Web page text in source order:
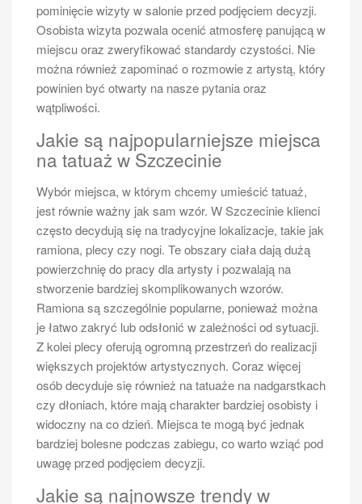
pominięcie wizyty w salonie przed podjęciem decyzji.
Osobista wizyta pozwala ocenić atmosferę panującą w
miejscu oraz zweryfikować standardy czystości. Nie
można również zapominać o rozmowie z artystą, który
powinien być otwarty na nasze pytania oraz
wątpliwości.
Jakie są najpopularniejsze miejsca
na tatuaż w Szczecinie
Wybór miejsca, w którym chcemy umieścić tatuaż,
jest równie ważny jak sam wzór. W Szczecinie klienci
często decydują się na tradycyjne lokalizacje, takie jak
ramiona, plecy czy nogi. Te obszary ciała dają dużą
powierzchnię do pracy dla artysty i pozwalają na
stworzenie bardziej skomplikowanych wzorów.
Ramiona są szczególnie popularne, ponieważ można
je łatwo zakryć lub odsłonić w zależności od sytuacji.
Z kolei plecy oferują ogromną przestrzeń do realizacji
większych projektów artystycznych. Coraz więcej
osób decyduje się również na tatuaże na nadgarstkach
czy dłoniach, które mają charakter bardziej osobisty i
widoczny na co dzień. Miejsca te mogą być jednak
bardziej bolesne podczas zabiegu, co warto wziąć pod
uwagę przed podjęciem decyzji.
Jakie są najnowsze trendy w